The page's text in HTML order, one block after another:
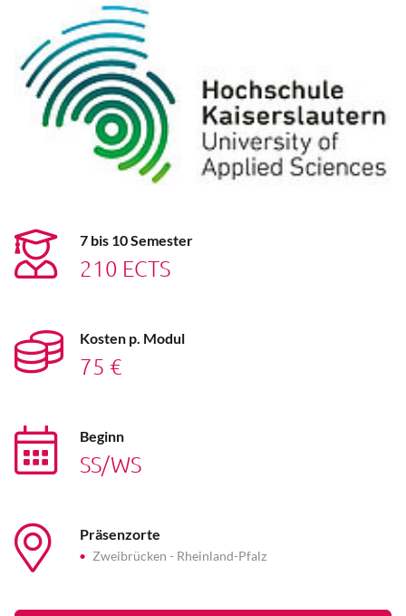
7 bis 10 Semester
210 ECTS
Kosten p. Modul
75 €
Beginn
SS/WS
Präsenzorte
Zweibrücken - Rheinland-Pfalz